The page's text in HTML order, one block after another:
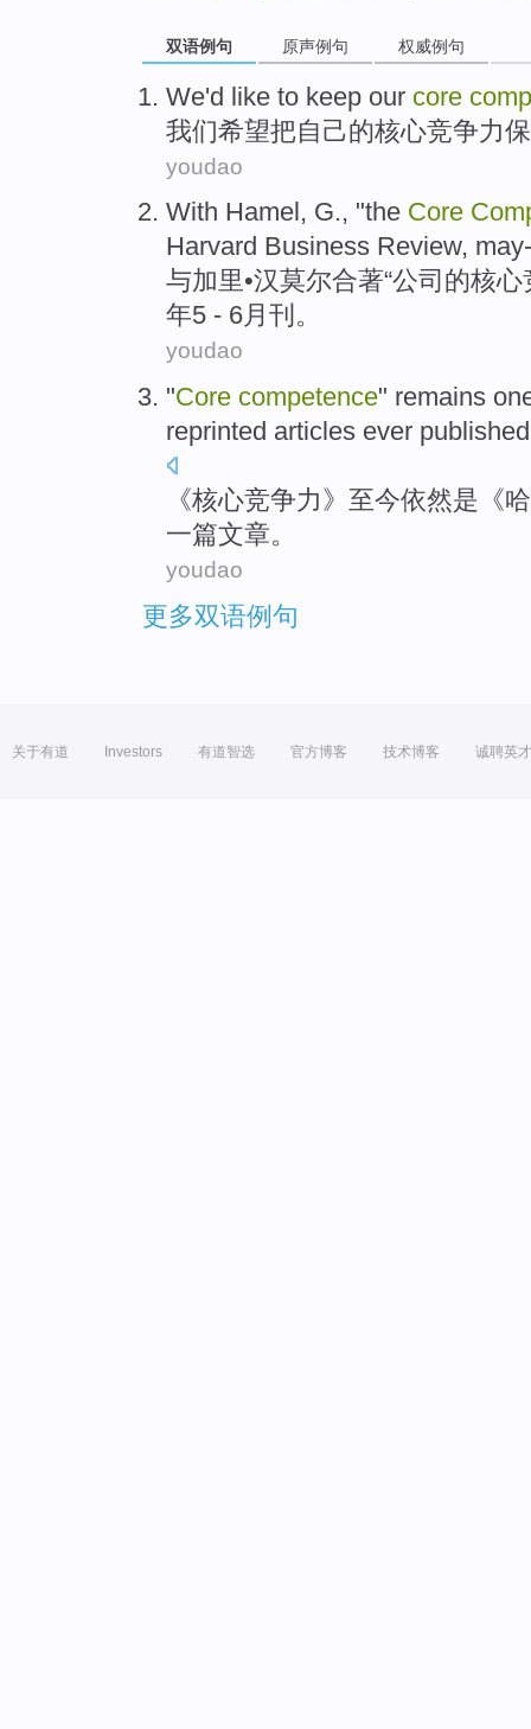
双语例句 原声例句 权威例句
We'd like to keep our core
我们希望把自己的核心竞争力
youdao
With Hamel , G., "the Core
Harvard Business Review,
与加里•汉莫尔合著“公司 的核心
年5 - 6月刊 。
youdao
"Core competence" remains
reprinted articles ever
《核心竞争力》 至今依然是 《
一篇文章。
youdao
更多双语例句
关于有道 Investors 有道智选 官方博客 技术博客 诚聘英才